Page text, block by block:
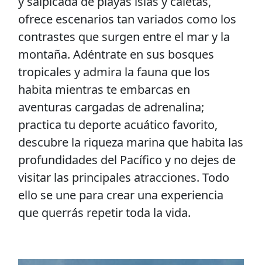
ofrece escenarios tan variados como los
contrastes que surgen entre el mar y la
montaña. Adéntrate en sus bosques
tropicales y admira la fauna que los
habita mientras te embarcas en
aventuras cargadas de adrenalina;
practica tu deporte acuático favorito,
descubre la riqueza marina que habita las
profundidades del Pacífico y no dejes de
visitar las principales atracciones. Todo
ello se une para crear una experiencia
que querrás repetir toda la vida.